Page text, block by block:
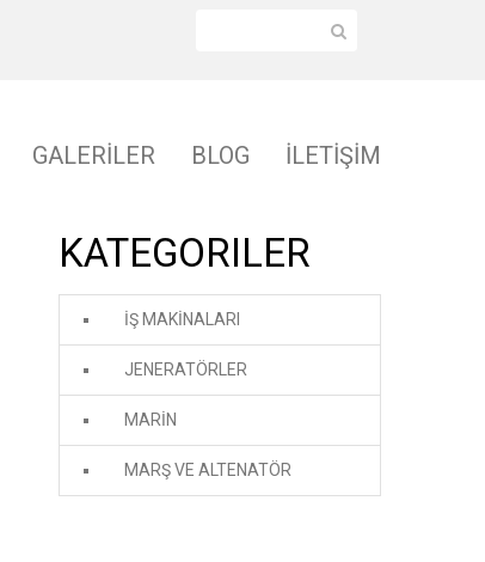
GALERİLER BLOG İLETİŞİM
KATEGORILER
İŞ MAKİNALARI
JENERATÖRLER
MARİN
MARŞ VE ALTENATÖR